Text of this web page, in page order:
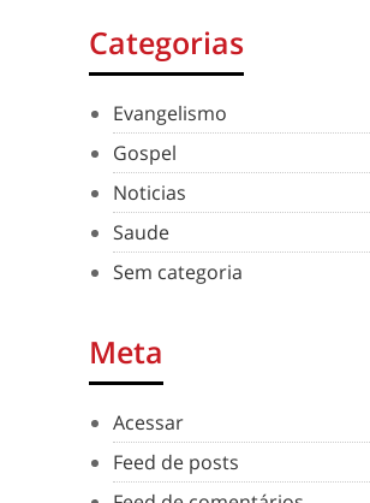
Categorias
Evangelismo
Gospel
Noticias
Saude
Sem categoria
Meta
Acessar
Feed de posts